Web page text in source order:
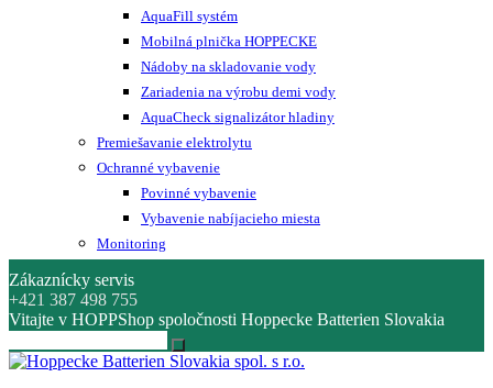
AquaFill systém
Mobilná plnička HOPPECKE
Nádoby na skladovanie vody
Zariadenia na výrobu demi vody
AquaCheck signalizátor hladiny
Premiešavanie elektrolytu
Ochranné vybavenie
Povinné vybavenie
Vybavenie nabíjacieho miesta
Monitoring
Zákaznícky servis
+421 387 498 755
Vitajte v HOPPShop spoločnosti Hoppecke Batterien Slovakia